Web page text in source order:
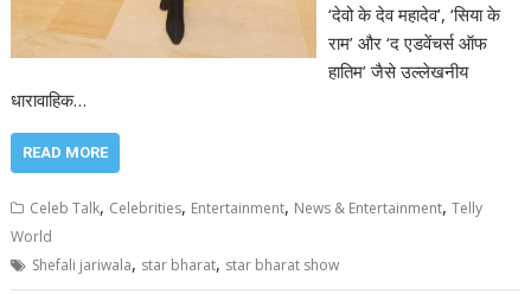
‘देवो के देव महादेव’, ‘सिया के
राम’ और ‘द एडवेंचर्स ऑफ
हातिम’ जैसे उल्लेखनीय
धारावाहिक…
READ MORE
Celeb Talk, Celebrities, Entertainment, News & Entertainment,Telly
World
Shefali jariwala, star bharat, star bharat show